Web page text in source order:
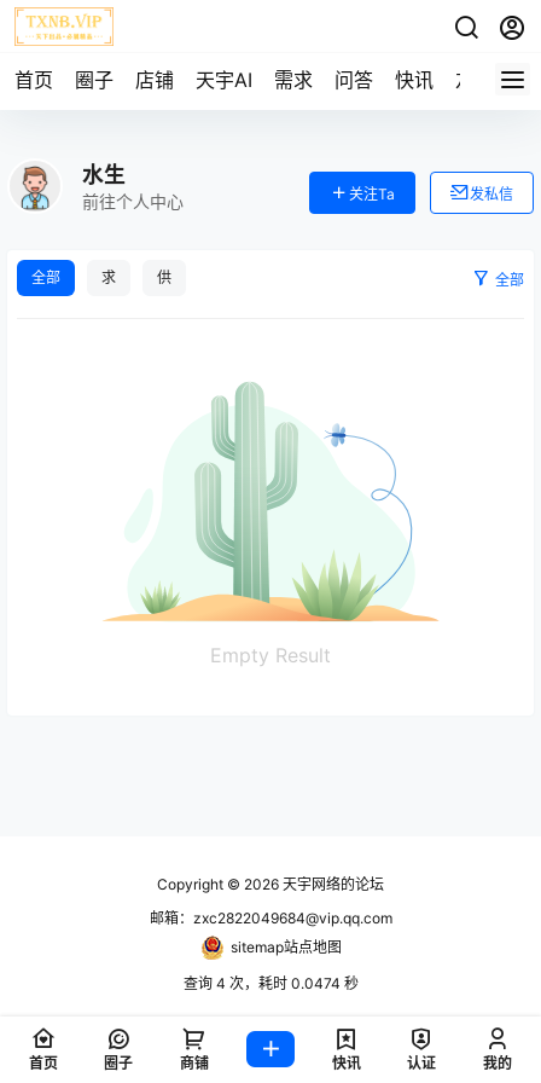
首页 圈子 店铺 天宇AI 需求 问答 快讯 友链
水生
前往个人中心 关注Ta 发私信
全部 求 供 全部
Empty Result
Copyright © 2026 天宇网络的论坛
邮箱：zxc2822049684@vip.qq.com
sitemap站点地图
查询 4 次，耗时 0.0474 秒
首页 圈子 商铺 快讯 认证 我的